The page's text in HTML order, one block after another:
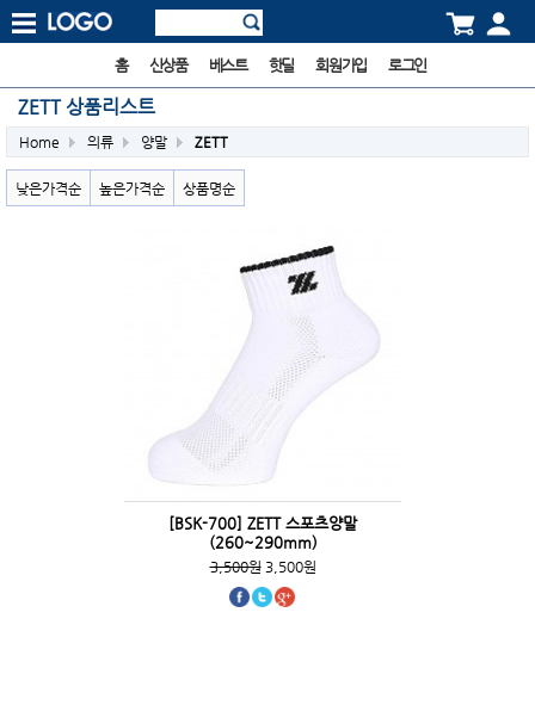
홈 신상품 베스트 핫딜 회원가입 로그인
ZETT 상품리스트
Home 의류 양말 ZETT
낮은가격순 높은가격순 상품명순
[BSK-700] ZETT 스포츠양말
(260~290mm)
3,500원3,500원